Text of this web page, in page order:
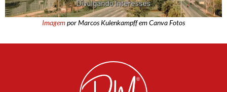
Imagempor Marcos Kulenkampff em Canva Fotos